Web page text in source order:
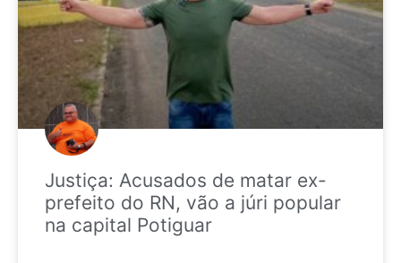
Justiça: Acusados de matar ex-
prefeito do RN, vão a júri popular
na capital Potiguar